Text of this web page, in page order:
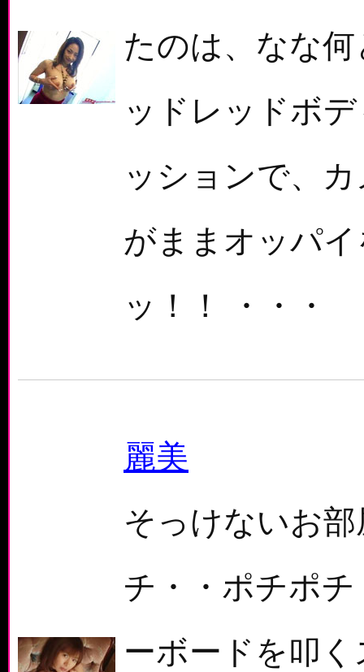
たのは、なな
ッドレッドボ
ッションで、
がままオッパ
ッ！！ ・・・
麗美
そっけないお
チ・・ポチポ
ーボードを叩